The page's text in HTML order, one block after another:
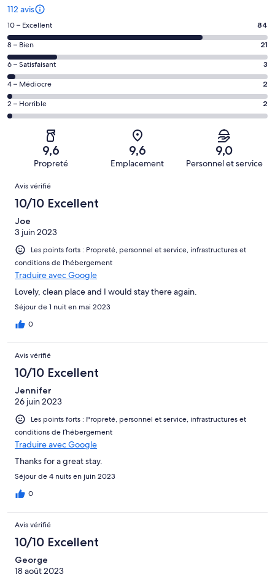
112 avis
Note
des
voyageurs
de 10
(Excellent),
d’après 84 avis
sur 112.
10 – Excellent 84
Note
des
voyageurs
de 8
(Bien),
d’après 21 avis
8 – Bien 21
Note
des
voyageurs
de 6
(Satisfaisant),
d’après 3 avis
6 – Satisfaisant 3
Note
des
voyageurs
(Médiocre),
d’après 2 avis
sur 112.
4 – Médiocre 2
Note
des
voyageurs
(Horrible),
d’après 2 avis
sur 112.
2 – Horrible 2
9,6
Propreté
9,6
Emplacement
9,0
Personnel et service
Avis
Avis vérifié
10/10 Excellent
Joe
3 juin 2023
Les points forts : Propreté, personnel et service, infrastructures et
conditions de l’hébergement
Traduire avec Google
Lovely, clean place and I would stay there again.
Séjour de 1 nuit en mai 2023
0
Avis vérifié
10/10 Excellent
Jennifer
26 juin 2023
Les points forts : Propreté, personnel et service, infrastructures et
conditions de l’hébergement
Traduire avec Google
Thanks for a great stay.
Séjour de 4 nuits en juin 2023
0
Avis vérifié
10/10 Excellent
George
18 août 2023